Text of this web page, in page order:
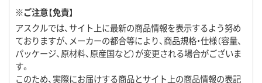
※ご注意【免責】
アスクルでは、サイト上に最新の商品情報を表示するよう努め
ておりますが、メーカーの都合等により、商品規格・仕様（容量、
パッケージ、原材料、原産国など）が変更される場合がございま
す。
このため、実際にお届けする商品とサイト上の商品情報の表記